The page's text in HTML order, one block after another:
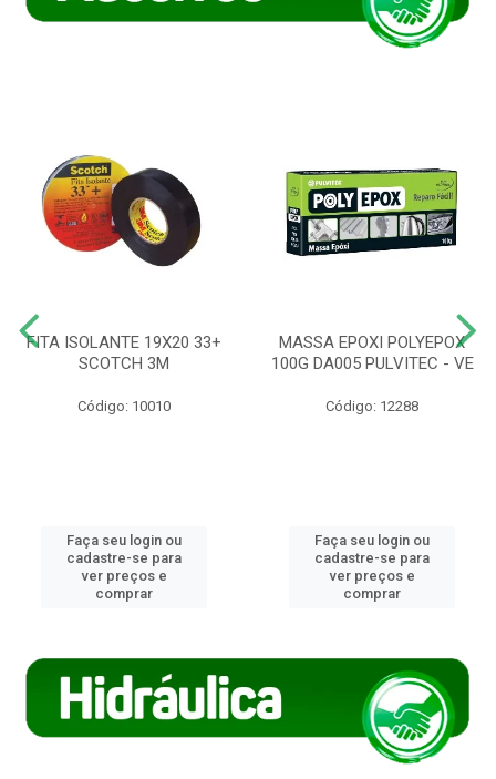
FITA ISOLANTE 19X20 33+
SCOTCH 3M
Código: 10010
Faça seu login ou
cadastre-se para
ver preços e
comprar
MASSA EPOXI POLYEPOX
100G DA005 PULVITEC - VE
Código: 12288
Faça seu login ou
cadastre-se para
ver preços e
comprar